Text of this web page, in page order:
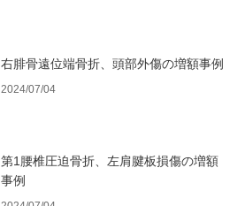
右腓骨遠位端骨折、頭部外傷の増額事例
2024/07/04
第1腰椎圧迫骨折、左肩腱板損傷の増額
事例